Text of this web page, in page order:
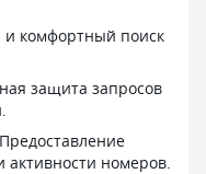
и комфортный поиск
защита запросов
Предоставление
активности номеров.